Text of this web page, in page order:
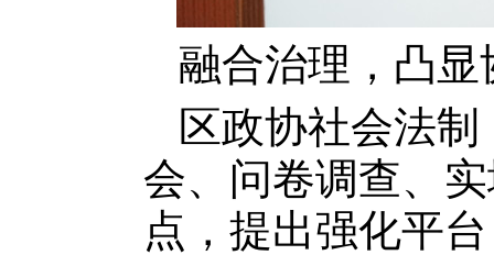
融合治理，凸显
区政协社会法
会、问卷调查、
点，提出强化平